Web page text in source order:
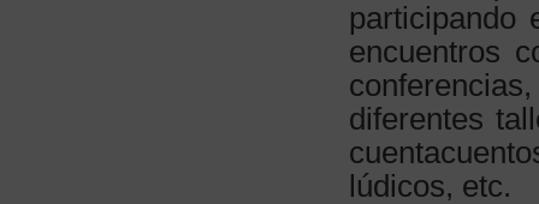
participando
encuentros
diferentes
lúdicos, etc.